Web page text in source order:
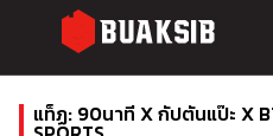
แท็ฏ: 90นาที X กัปตันแป๊ะ X